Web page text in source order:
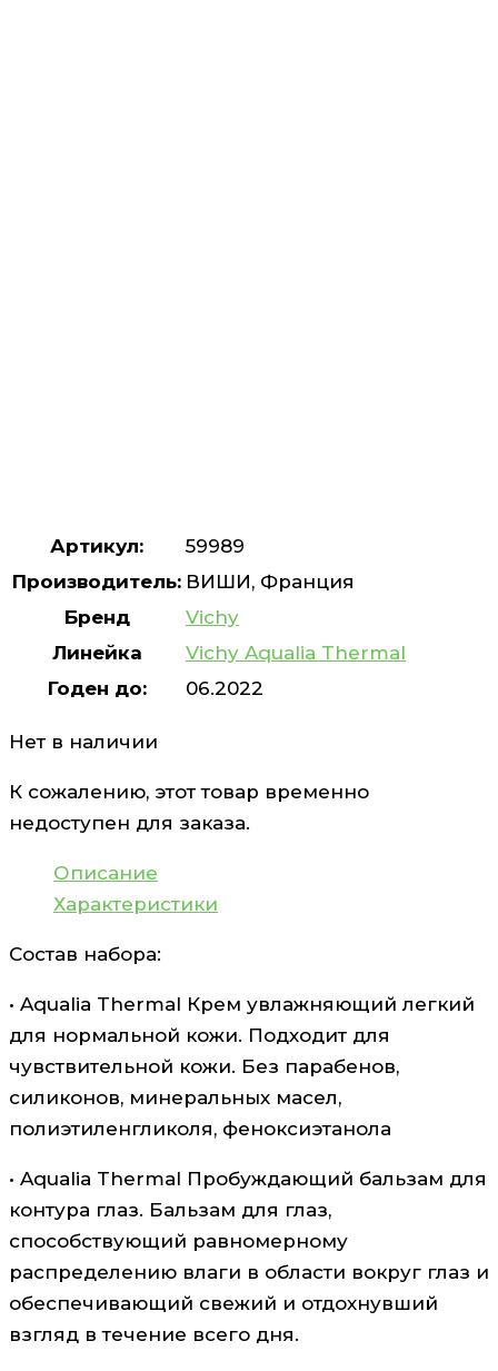
Артикул:
59989
Производитель: ВИШИ, Франция
Бренд
Vichy
Линейка
Vichy Aqualia Thermal
Годен до:
06.2022
Нет в наличии
К сожалению, этот товар временно
недоступен для заказа.
Описание
Характеристики
Состав набора:
• Aqualia Thermal Крем увлажняющий легкий
для нормальной кожи. Подходит для
чувствительной кожи. Без парабенов,
силиконов, минеральных масел,
полиэтиленгликоля, феноксиэтанола
• Aqualia Thermal Пробуждающий бальзам для
контура глаз. Бальзам для глаз,
способствующий равномерному
распределению влаги в области вокруг глаз и
обеспечивающий свежий и отдохнувший
взгляд в течение всего дня.